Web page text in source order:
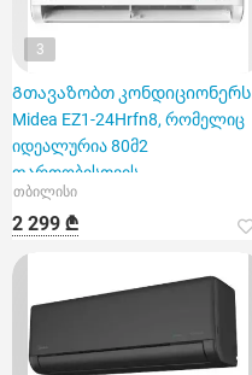
3
Გთავაზობთ კონდიციონერს
Midea EZ1-24Hrfn8, რომელიც
იდეალურია 80მ2
ფართობისთვის
თბილისი
2 299 ₾